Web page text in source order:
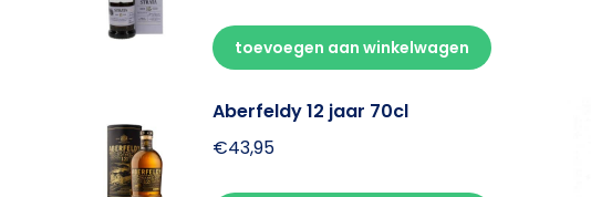
toevoegen aan winkelwagen
Aberfeldy 12 jaar 70cl
€43,95